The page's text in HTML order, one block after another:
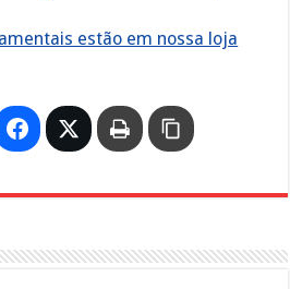
estão em nossa loja